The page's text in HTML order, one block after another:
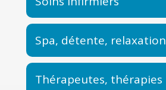
Spa, détente, relaxation
Thérapeutes, thérapies